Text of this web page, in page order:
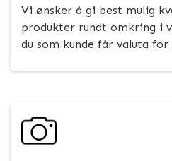
Vi ønsker å gi best mulig
produkter rundt omkring i
du som kunde får valuta for